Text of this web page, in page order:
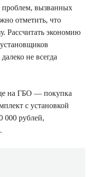
проблем, вызванных
отметить, что
Рассчитать экономию
не всегда
на ГБО — покупка
с установкой
000 рублей,